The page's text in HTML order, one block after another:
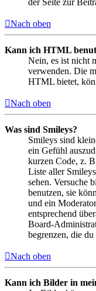
Nach oben
Kann ich HTML
Nein, es ist nicht
verwenden. Die
HTML bietet,
Nach oben
Was sind Smileys?
Smileys sind
ein Gefühl
kurzen Code, z.
Liste aller
sehen. Versuche
benutzen, sie
und ein
entsprechend
Board-
begrenzen, die
Nach oben
Kann ich Bilder in